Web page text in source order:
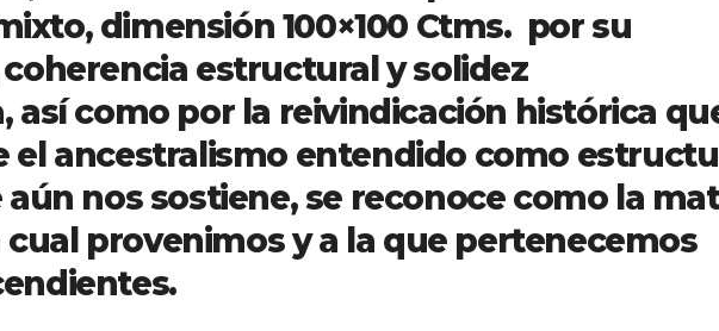
dimensión 100×100 Ctms. por su
estructural y solidez
así como por la reivindicación histórica
el ancestralismo entendido como
nos sostiene, se reconoce como la
provenimos y a la que pertenecemos